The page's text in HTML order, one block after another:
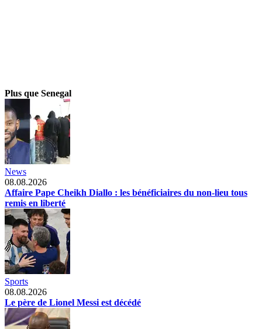
Plus que Senegal
News
08.08.2026
Affaire Pape Cheikh Diallo : les bénéficiaires du non-lieu tous
remis en liberté
Sports
08.08.2026
Le père de Lionel Messi est décédé